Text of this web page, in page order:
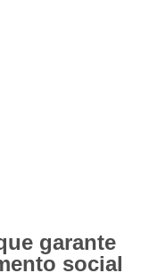
garante
social